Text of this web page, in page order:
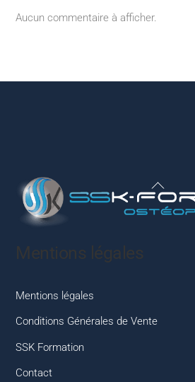
Aucun commentaire à afficher.
Back
To
Top
Mentions légales
Mentions légales
Conditions Générales de Vente
SSK Formation
Contact